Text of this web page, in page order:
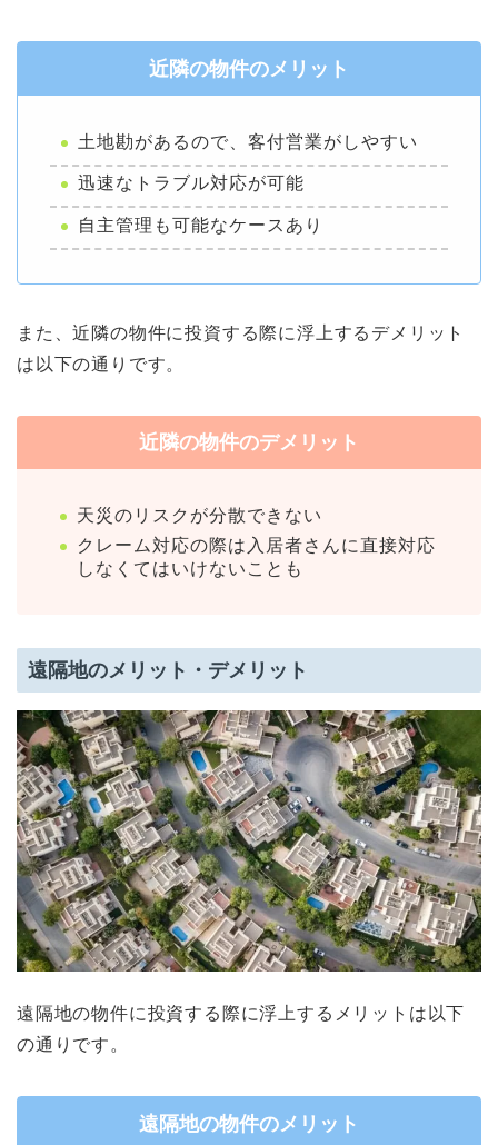
近隣の物件のメリット
土地勘があるので、客付営業がしやすい
迅速なトラブル対応が可能
自主管理も可能なケースあり
また、近隣の物件に投資する際に浮上するデメリット
は以下の通りです。
近隣の物件のデメリット
天災のリスクが分散できない
クレーム対応の際は入居者さんに直接対応
しなくてはいけないことも
遠隔地のメリット・デメリット
遠隔地の物件に投資する際に浮上するメリットは以下
の通りです。
遠隔地の物件のメリット